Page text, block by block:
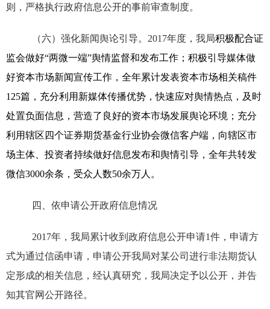
则，严格执行政府信息公开的事前审查制度。
（六）强化新闻舆论引导。 2017年度，我局积极配合证
监会做好“两微一端”舆情监督和发布工作；积极引导媒体做
好资本市场新闻宣传工作，全年累计发表资本市场相关稿件
125篇，充分利用新媒体传播优势，快速应对舆情热点，及时
处置负面信息，营造了良好的资本市场发展舆论环境；充分
利用辖区四个证券期货基金行业协会微信客户端， 向辖区市
场主体、投资者持续做好信息发布和舆情引导，全年共转发
微信3000余条，受众人数50余万人。
四、依申请公开政府信息情况
2017年，我局累计收到政府信息公开申请1件，申请方
式为通过信函申请，申请公开我局对某公司进行非法期货认
定形成的相关信息，经认真研究，我局决定予以公开，并告
知其官网公开路径。